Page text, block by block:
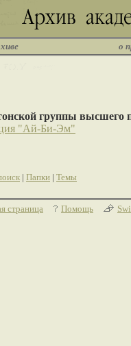
о
группы высшего
"Ай-Би-Эм"
| Папки | Темы
страница Помощь